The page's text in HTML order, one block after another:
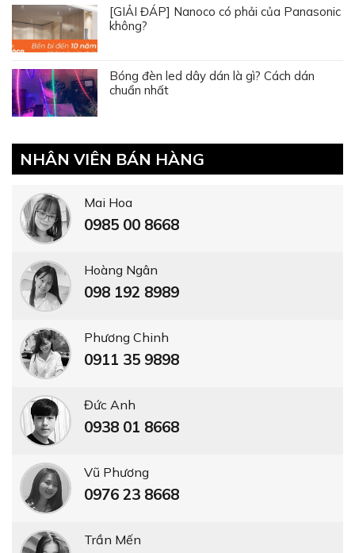
[GIẢI ĐÁP] Nanoco có phải của Panasonic
không?
Bóng đèn led dây dán là gì? Cách dán
chuẩn nhất
NHÂN VIÊN BÁN HÀNG
Mai Hoa
0985 00 8668
Hoàng Ngân
098 192 8989
Phương Chinh
0911 35 9898
Đức Anh
0938 01 8668
Vũ Phương
0976 23 8668
Trần Mến